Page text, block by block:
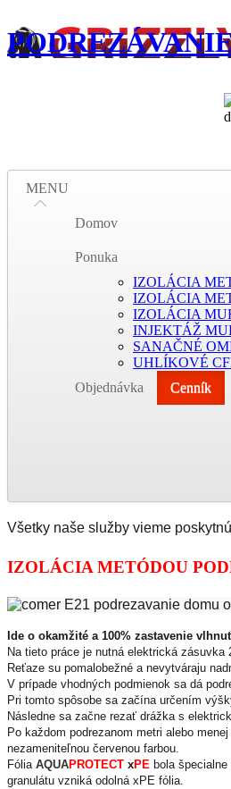
MENU
Domov
Ponuka
IZOLÁCIA
IZOLÁCIA
IZOLÁCIA
INJEKTÁŽ
SANAČNÉ
UHLÍKOVÉ
Objednávka
Cenník
Všetky naše služby vieme
IZOLÁCIA METÓDOU
Ide o okamžité a 100% zastavenie
Na tieto práce je nutná elektrická
Reťaze su pomalobežné a nevytváraju
V prípade vhodných podmienok sa dá
Pri tomto spôsobe sa začína určením
Následne sa začne rezať drážka s
Po každom podrezanom metri alebo
nezameniteľnou červenou farbou.
Fólia AQUAPROTECT xPE bola
granulátu vzniká odolná xPE fólia.